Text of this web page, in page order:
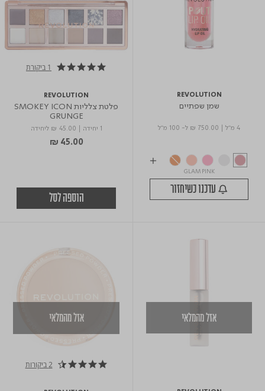
REVOLUTION
שמן שפתיים
4 מ"ל ₪ 750.00 ל- 100 מ"ל
GLAM PINK
5.0 star rating 1 ביקורת
REVOLUTION
פלטת צלליות SMOKEY ICON
GRUNGE
1 יחידה ₪ 45.00 ליחידה
₪ 45.00
הוספה לסל
אזל מהמלאי אזל מהמלאי
4.5 star rating 2 ביקורות